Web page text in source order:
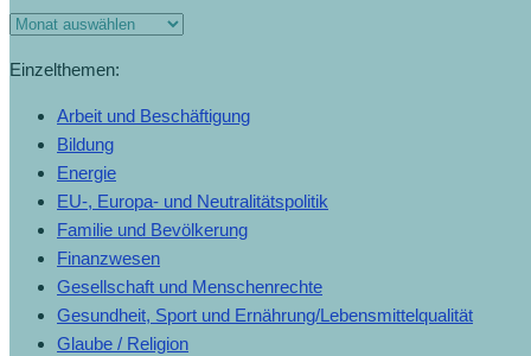
Einzelthemen:
Arbeit und Beschäftigung
Bildung
Energie
EU-, Europa- und Neutralitätspolitik
Familie und Bevölkerung
Finanzwesen
Gesellschaft und Menschenrechte
Gesundheit, Sport und Ernährung/Lebensmittelqualität
Glaube / Religion